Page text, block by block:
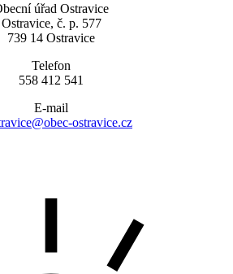
úřad Ostravice
Ostravice, č. p. 577
739 14 Ostravice
Telefon
558 412 541
E-mail
ostravice.cz